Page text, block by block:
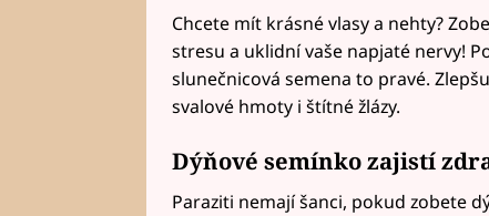
Chcete mít krásné vlasy a nehty?
stresu a uklidní vaše napjaté nervy!
slunečnicová semena to pravé.
svalové hmoty i štítné žlázy.
Dýňové semínko zajistí
Paraziti nemají šanci, pokud zobete